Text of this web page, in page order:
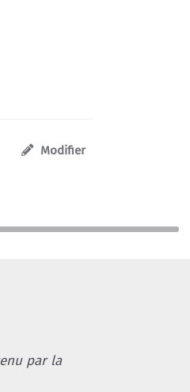
Modifier
par la